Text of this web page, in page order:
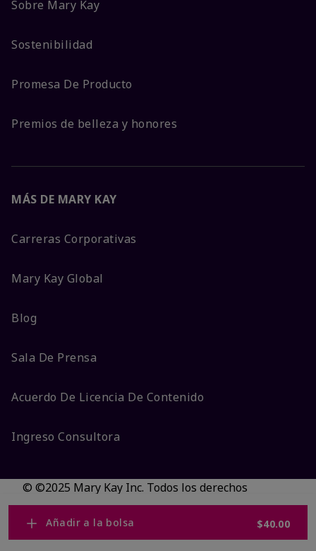
Añadir a la bolsa $40.00
Sobre Mary Kay
Sostenibilidad
Promesa De Producto
Premios de belleza y honores
MÁS DE MARY KAY
Carreras Corporativas
Mary Kay Global
Blog
Sala De Prensa
Acuerdo De Licencia De Contenido
Ingreso Consultora
© ©2025 Mary Kay Inc. Todos los derechos
reservados.
No vender/Preferencias de cookies